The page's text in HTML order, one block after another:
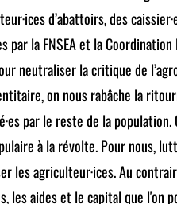
d’abattoirs, des
par la FNSEA et la
neutraliser la critique de
on nous rabâche la
par le reste de la
à la révolte. Pour nous,
les agriculteur·ices. Au
les aides et le capital que l'on